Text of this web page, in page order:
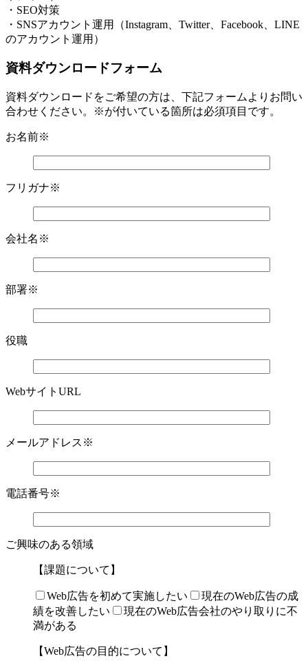
・SEO対策
・SNSアカウント運用（Instagram、Twitter、Facebook、LINE
のアカウント運用）
資料ダウンロードフォーム
資料ダウンロードをご希望の方は、下記フォームよりお問い
合わせください。※が付いている箇所は必須項目です。
お名前※
フリガナ※
会社名 ※
部署※
役職
WebサイトURL
メールアドレス ※
電話番号※
ご興味のある領域
【課題について】
Web広告を初めて実施したい
現在のWeb広告の成
績を改善したい
現在のWeb広告会社のやり取りに不
満がある
【Web広告の目的について】